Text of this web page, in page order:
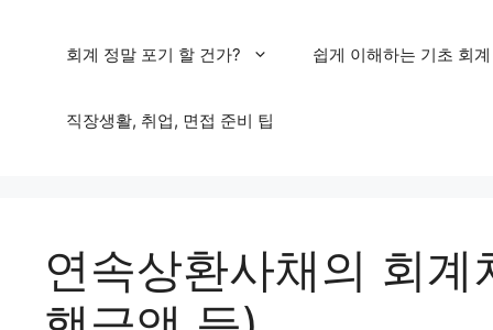
회계 정말 포기 할 건가? 쉽게 이해하는 기초 회계
직장생활, 취업, 면접 준비 팁
연속상환사채의 회